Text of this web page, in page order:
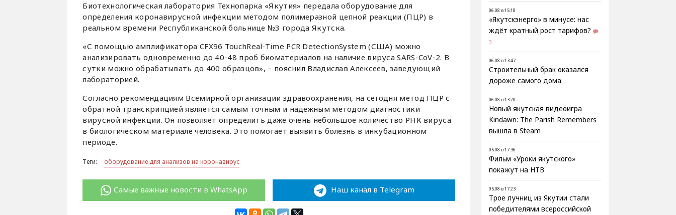
Биотехнологическая лаборатория Технопарка «Якутия» передала оборудование для
определения коронавирусной инфекции методом полимеразной цепной реакции (ПЦР) в
реальном времени Республиканской больнице №3 города Якутска.
«С помощью амплификатора CFX96 TouchReal-Time PCR DetectionSystem (США) можно
анализировать одновременно до 40-48 проб биоматериалов на наличие вируса SARS-CoV-2. В
сутки можно обрабатывать до 400 образцов», – пояснил Владислав Алексеев, заведующий
лабораторией.
Согласно рекомендациям Всемирной организации здравоохранения, на сегодня метод ПЦР с
обратной транскрипцией является самым точным и надежным методом диагностики
вирусной инфекции. Он позволяет определить даже очень небольшое количество РНК вируса
в биологическом материале человека. Это помогает выявить болезнь в инкубационном
периоде.
Теги: оборудование для анализов на коронавирус
Самые важные новости в WhatsApp Наш канал в Telegram
06.08 в 15:18
«Якутскэнерго» в минусе: нас
ждёт кратный рост тарифов?
3
06.08 в 13:47
Строительный брак оказался
дороже самого дома
06.08 в 13:20
Новый якутская видеоигра
Kindawn: The Parish Remembers
вышла в Steam
05.08 в 17:36
Фильм «Уроки якутского»
покажут на НТВ
05.08 в 17:23
Трое лучниц из Якутии стали
победителями всероссийской